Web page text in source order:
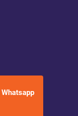
Whatsapp